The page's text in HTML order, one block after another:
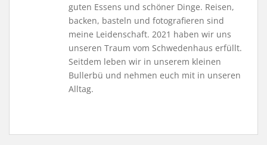
guten Essens und schöner Dinge. Reisen,
backen, basteln und fotografieren sind
meine Leidenschaft. 2021 haben wir uns
unseren Traum vom Schwedenhaus erfüllt.
Seitdem leben wir in unserem kleinen
Bullerbü und nehmen euch mit in unseren
Alltag.